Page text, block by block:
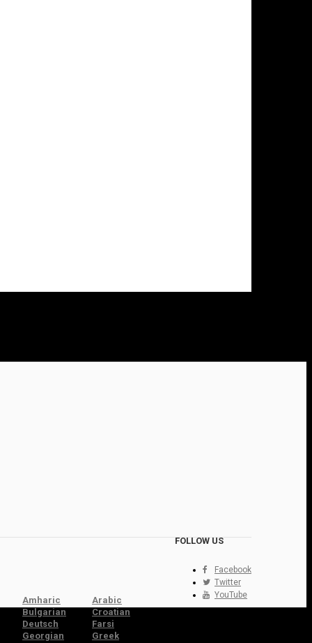
FOLLOW US
Facebook
Twitter
YouTube
Amharic
Arabic
Bulgarian
Croatian
Deutsch
Farsi
Georgian
Greek